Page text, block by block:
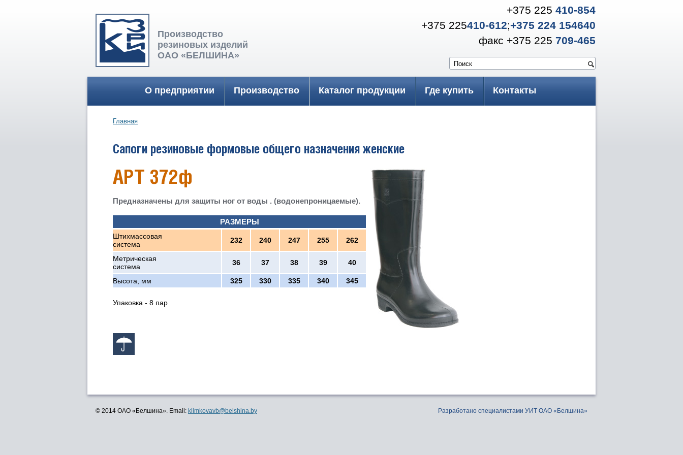
Производство
резиновых изделий
ОАО «БЕЛШИНА»
+375 225 410-854
+375 225410-612;+375 224 154640
факс +375 225 709-465
Форма поиска
Поиск
О предприятии Производство Каталог продукции Где купить Контакты
Вы здесь
Главная
Сапоги резиновые формовые общего назначения женские
АРТ 372ф
Предназначены для защиты ног от воды . (водонепроницаемые).
РАЗМЕРЫ
Штихмассовая
система
232 240 247 255 262
Метрическая
система
36 37 38 39 40
Высота, мм 325 330 335 340 345
Упаковка - 8 пар
© 2014 ОАО «Белшина». Email: klimkovavb@belshina.by Разработано специалистами УИТ ОАО «Белшина»